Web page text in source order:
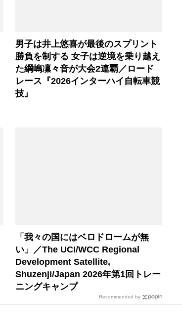
男子は井上悠喜が最後のスプリント
勝負を制する 女子は逆境を乗り越え
た綱嶋凜々音が大会2連覇／ロード
レース『2026インターハイ自転車競
技』
「我々の国にはベロドロームが無
い」／The UCI/WCC Regional
Development Satellite,
Shuzenji/Japan 2026年第1回トレー
ニングキャンプ
Recommended by